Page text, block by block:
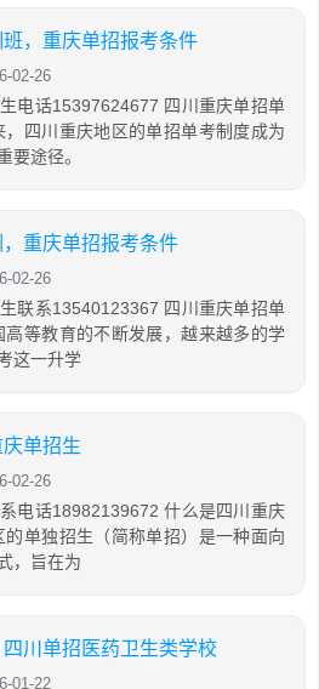
，重庆单招报考条件
02-26
电话15397624677 四川重庆单招单
四川重庆地区的单招单考制度成为
要途径。
重庆单招报考条件
02-26
联系13540123367 四川重庆单招单
等教育的不断发展，越来越多的学
这一升学
单招生
02-26
电话18982139672 什么是四川重庆
单独招生（简称单招）是一种面向
，旨在为
川单招医药卫生类学校
01-22